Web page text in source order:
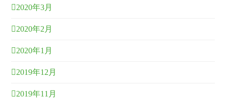
2020年3月
2020年2月
2020年1月
2019年12月
2019年11月